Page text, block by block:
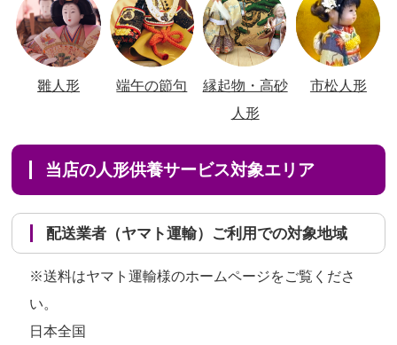
雛人形 端午の節句
縁起物・高砂
人形
市松人形
当店の人形供養サービス対象エリア
配送業者（ヤマト運輸）ご利用での対象地域
※送料はヤマト運輸様のホームページをご覧くださ
い。
日本全国